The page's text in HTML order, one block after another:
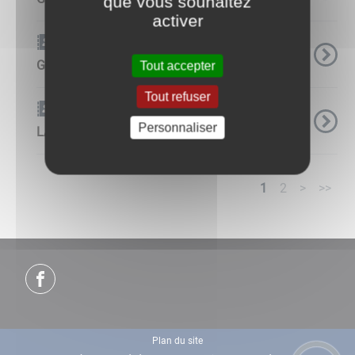
GAEC DU PASSOU
Carnet d'adresse
LAPROYE Olivier
1 2 > >>
Plan du site
activer
Tout accepter
Tout refuser
Personnaliser